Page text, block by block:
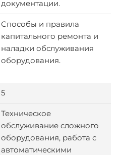
документации.
Способы и правила
капитального ремонта и
наладки обслуживания
оборудования.
5
Техническое
обслуживание сложного
оборудования, работа с
автоматическими